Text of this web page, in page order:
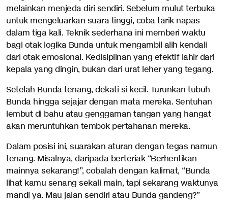
melainkan menjeda diri sendiri. Sebelum mulut terbuka
untuk mengeluarkan suara tinggi, coba tarik napas
dalam tiga kali. Teknik sederhana ini memberi waktu
bagi otak logika Bunda untuk mengambil alih kendali
dari otak emosional. Kedisiplinan yang efektif lahir dari
kepala yang dingin, bukan dari urat leher yang tegang.
Setelah Bunda tenang, dekati si kecil. Turunkan tubuh
Bunda hingga sejajar dengan mata mereka. Sentuhan
lembut di bahu atau genggaman tangan yang hangat
akan meruntuhkan tembok pertahanan mereka.
Dalam posisi ini, suarakan aturan dengan tegas namun
tenang. Misalnya, daripada berteriak “Berhentikan
mainnya sekarang!”, cobalah dengan kalimat, “Bunda
lihat kamu senang sekali main, tapi sekarang waktunya
mandi ya. Mau jalan sendiri atau Bunda gandeng?”